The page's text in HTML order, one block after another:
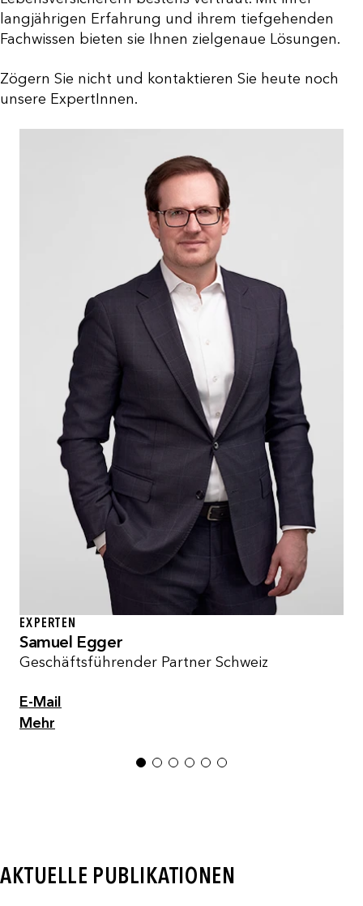
langjährigen Erfahrung und ihrem tiefgehenden
Fachwissen bieten sie Ihnen zielgenaue Lösungen.
Zögern Sie nicht und kontaktieren Sie heute noch
unsere ExpertInnen.
EXPERTEN
Samuel Egger
Geschäftsführender Partner Schweiz
E-Mail
Mehr
1 2 3 4 5 6
AKTUELLE PUBLIKATIONEN